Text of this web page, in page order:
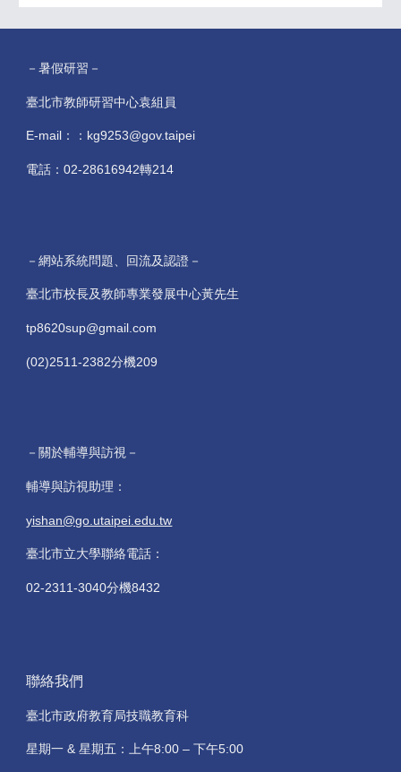
－暑假研習－
臺北市教師研習中心袁組員
E-mail：：kg9253@gov.taipei
電話：02-28616942轉214
－網站系統問題、回流及認證－
臺北市校長及教師專業發展中心黃先生
tp8620sup@gmail.com
(02)2511-2382分機209
－關於輔導與訪視－
輔導與訪視助理：
yishan@go.utaipei.edu.tw
臺北市立大學聯絡電話：
02-2311-3040分機8432
聯絡我們
臺北市政府教育局技職教育科
星期一 & 星期五：上午8:00 – 下午5:00